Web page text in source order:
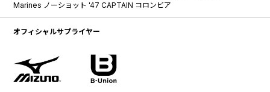
Marines ノーショット '47 CAPTAIN コロンビア
オフィシャルサプライヤー